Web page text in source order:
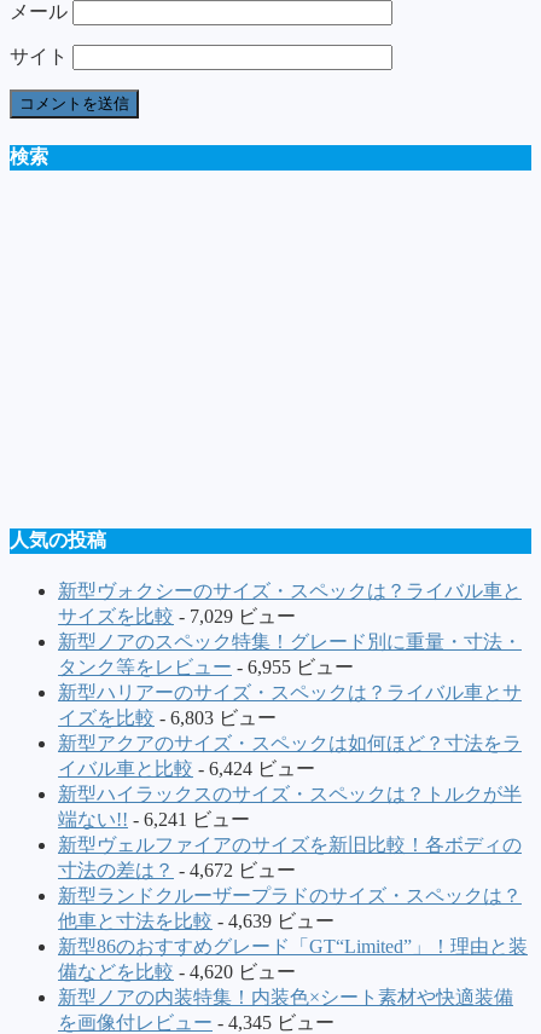
メール
サイト
検索
人気の投稿
新型ヴォクシーのサイズ・スペックは？ライバル車と
サイズを比較 - 7,029 ビュー
新型ノアのスペック特集！グレード別に重量・寸法・
タンク等をレビュー - 6,955 ビュー
新型ハリアーのサイズ・スペックは？ライバル車とサ
イズを比較 - 6,803 ビュー
新型アクアのサイズ・スペックは如何ほど？寸法をラ
イバル車と比較 - 6,424 ビュー
新型ハイラックスのサイズ・スペックは？トルクが半
端ない!! - 6,241 ビュー
新型ヴェルファイアのサイズを新旧比較！各ボディの
寸法の差は？ - 4,672 ビュー
新型ランドクルーザープラドのサイズ・スペックは？
他車と寸法を比較 - 4,639 ビュー
新型86のおすすめグレード「GT“Limited”」！理由と装
備などを比較 - 4,620 ビュー
新型ノアの内装特集！内装色×シート素材や快適装備
を画像付レビュー - 4,345 ビュー